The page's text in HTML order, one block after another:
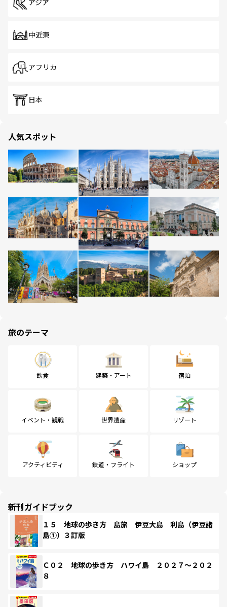
アジア
中近東
アフリカ
日本
人気スポット
旅のテーマ
飲食 建築・アート 宿泊
イベント・観戦 世界遺産 リゾート
アクティビティ 鉄道・フライト ショップ
新刊ガイドブック
１５ 地球の歩き方 島旅 伊豆大島 利島（伊豆諸
島①）３訂版
Ｃ０２ 地球の歩き方 ハワイ島 ２０２７～２０２
８